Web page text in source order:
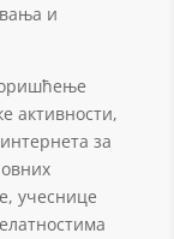
и
активности,
за
учеснице